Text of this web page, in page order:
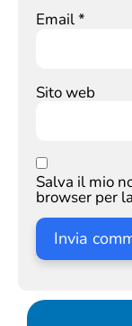
Email*
Sito web
Salva il mio
browser per